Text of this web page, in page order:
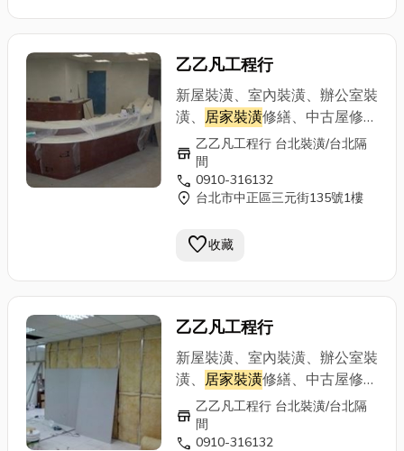
音、造價經濟、提供居家辦公、
廠房最佳環境、廚房、浴廁：可
採用矽酸鈣板、或水泥板等材質
可防水、也可貼磁磚、 可出防
火証明書木工裝潢輕鋼架工程
自工價廉 手機：0910-316132
電話：02-29712148
乙乙凡工程行
新屋裝潢、室內裝潢、辦公室裝
潢、 居家裝潢修繕、中古屋修
繕、拆除清運重建、公寓改套房
裝潢、舊屋翻修、頂樓加蓋、造
型天花板、夾板隔間、隔音防火
隔熱隔間、線板、踢腳板、門片
衣室、各式櫥櫃訂做專業施工：
音、造價經濟、提供居家辦公、
廠房最佳環境、廚房、浴廁：可
採用矽酸鈣板、或水泥板等材質
可防水、也可貼磁磚、 可出防
火証明書木工裝潢輕鋼架工程
自工價廉 手機：0910-316132
store 乙乙凡工程行 台北裝潢/台北隔
間
call 0910-316132
location_on 台北市中正區三元街135號1樓
favorite收藏
乙乙凡工程行
新屋裝潢、室內裝潢、辦公室裝
潢、 居家裝潢修繕、中古屋修
繕、拆除清運重建、公寓改套房
裝潢、舊屋翻修、頂樓加蓋、造
型天花板、夾板隔間、隔音防火
store 乙乙凡工程行 台北裝潢/台北隔
間
call 0910-316132